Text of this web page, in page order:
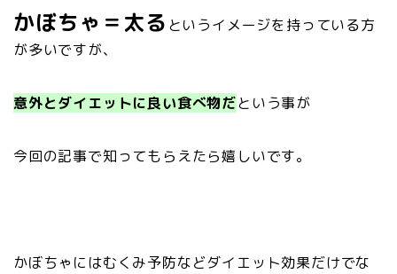
かぼちゃ＝太る というイメージを持っている方
が多いですが、
意外とダイエットに良い食べ物だという事が
今回の記事で知ってもらえたら嬉しいです。
かぼちゃにはむくみ予防などダイエット効果だけでな